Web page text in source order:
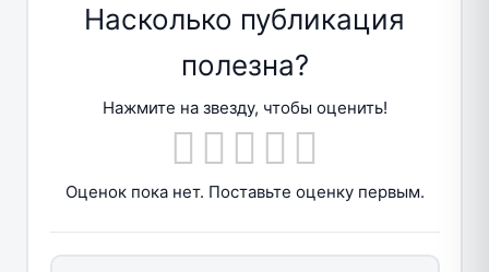
Насколько публикация
полезна?
Нажмите на звезду, чтобы оценить!
Оценок пока нет. Поставьте оценку первым.